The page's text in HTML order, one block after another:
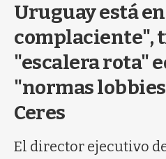
Uruguay está
complaciente",
"escalera rota"
"normas
Ceres
El director ejecutivo